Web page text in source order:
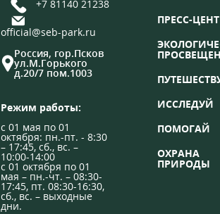
+7 81140 21238
official@seb-park.ru
Россия, гор.Псков
ул.М.Горького
д.20/7 пом.1003
Режим работы:
с 01 мая по 01
октября: пн.-пт. - 8:30
– 17:45, сб., вс. –
10:00-14:00
с 01 октября по 01
мая – пн.-чт. – 08:30-
17:45, пт. 08:30-16:30,
сб., вс. – выходные
дни.
ПРЕСС-
ИССЛЕДУЙ
ПОМОГАЙ
ОХРАНА
ПРИРОДЫ